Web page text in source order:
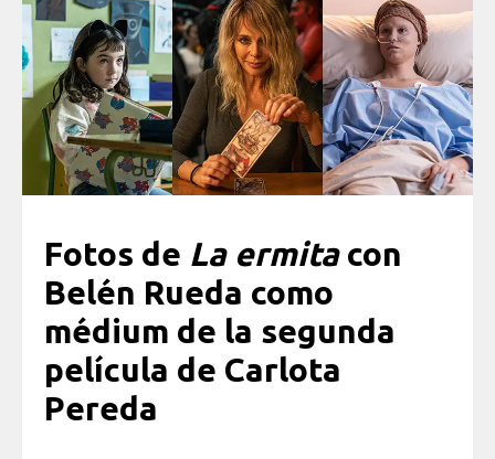
Fotos de La ermitacon
Belén Rueda como
médium de la segunda
película de Carlota
Pereda